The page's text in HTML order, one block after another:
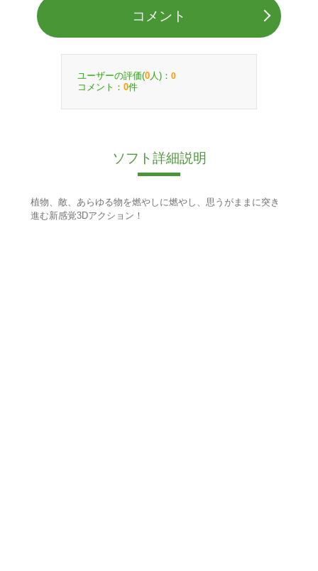
コメント
ユーザーの評価(0 人)： 0
コメント： 0件
ソフト詳細説明
植物、敵、あらゆる物を燃やしに燃やし、思うがままに突き
進む新感覚3Dアクション！